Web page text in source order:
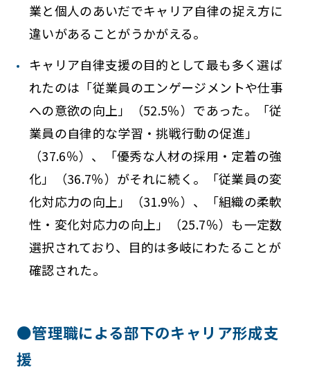
業と個人のあいだでキャリア自律の捉え方に
違いがあることがうかがえる。
キャリア自律支援の目的として最も多く選ば
れたのは「従業員のエンゲージメントや仕事
への意欲の向上」（52.5％）であった。「従
業員の自律的な学習・挑戦行動の促進」
（37.6％）、「優秀な人材の採用・定着の強
化」（36.7％）がそれに続く。「従業員の変
化対応力の向上」（31.9％）、「組織の柔軟
性・変化対応力の向上」（25.7％）も一定数
選択されており、目的は多岐にわたることが
確認された。
●管理職による部下のキャリア形成支
援